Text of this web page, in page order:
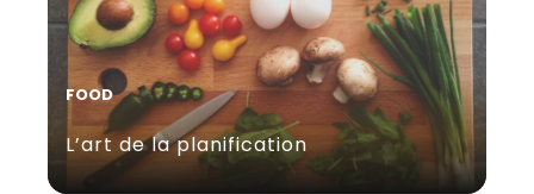
FOOD
L’art de la planification